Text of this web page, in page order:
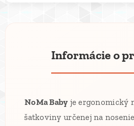
Informácie o
NoMa Baby je ergonomický
šatkoviny určenej na